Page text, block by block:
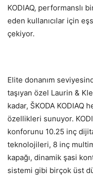
KODIAQ, performanslı
eden kullanıcılar için
çekiyor.
Elite donanım
taşıyan özel Laurin &
kadar, ŠKODA KODIAQ
özellikleri sunuyor.
konforunu 10.25 inç
teknolojileri, 8 inç
kapağı, dinamik şasi
sistemi gibi birçok üst